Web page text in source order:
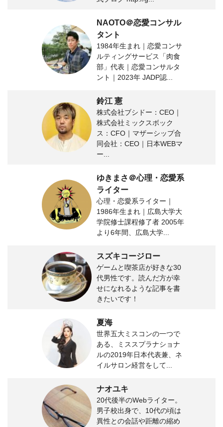
NAOTO＠恋愛コンサル
タント
1984年生まれ｜恋愛コンサ
ルティングサービス「肉食
部」代表｜恋愛コンサルタ
ント｜2023年 JADP認...
鈴江 憲
株式会社ブシドー：CEO｜
株式会社ミックスボック
ス：CFO｜マザーシップ合
同会社：CEO｜日本WEBマ
ー...
ゆきまさ＠心理・恋愛系
ライター
心理・恋愛系ライター｜
1986年生まれ｜広島大学大
学院修士課程修了者 2005年
より6年間、広島大学...
スズキコージロー
ゲームと喫茶店が好きな30
代男性です。読んだ方が幸
せになれるような記事を書
きたいです！
夏海
世界五大ミスコンの一つで
ある、ミススプラナショナ
ルの2019年日本代表兼、ネ
イルサロン経営をして...
ナオユキ
20代後半のWebライター。
男子校出身で、10代の頃は
異性との会話や距離の縮め